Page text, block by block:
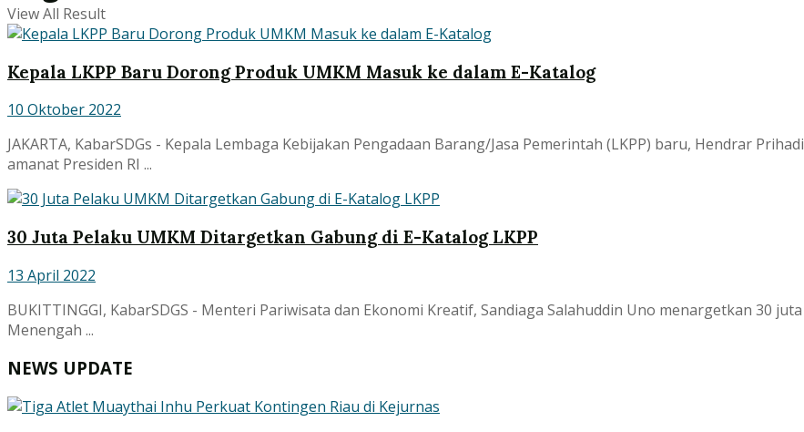
View All Result
Kepala LKPP Baru Dorong Produk UMKM Masuk ke dalam E-Katalog
10 Oktober 2022
JAKARTA, KabarSDGs - Kepala Lembaga Kebijakan Pengadaan Barang/Jasa Pemerintah (LKPP) baru, Hendrar
amanat Presiden RI ...
30 Juta Pelaku UMKM Ditargetkan Gabung di E-Katalog LKPP
13 April 2022
BUKITTINGGI, KabarSDGS - Menteri Pariwisata dan Ekonomi Kreatif, Sandiaga Salahuddin Uno menargetkan 30
Menengah ...
NEWS UPDATE